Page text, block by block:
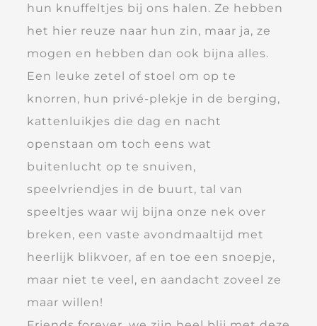
hun knuffeltjes bij ons halen. Ze hebben
het hier reuze naar hun zin, maar ja, ze
mogen en hebben dan ook bijna alles.
Een leuke zetel of stoel om op te
knorren, hun privé-plekje in de berging,
kattenluikjes die dag en nacht
openstaan om toch eens wat
buitenlucht op te snuiven,
speelvriendjes in de buurt, tal van
speeltjes waar wij bijna onze nek over
breken, een vaste avondmaaltijd met
heerlijk blikvoer, af en toe een snoepje,
maar niet te veel, en aandacht zoveel ze
maar willen!